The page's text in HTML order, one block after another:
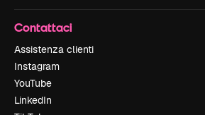
Contattaci
Assistenza clienti
Instagram
YouTube
LinkedIn